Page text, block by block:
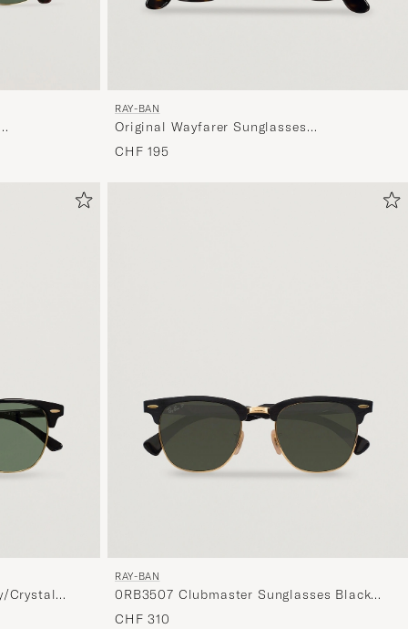
eine
RAY-BAN
Original Wayfarer Sunglasses
Tortoise/Crystal Green
CHF 195
Crystal
RAY-BAN
0RB3507 Clubmaster Sunglasses Black
Arista/Polar Green
CHF 310